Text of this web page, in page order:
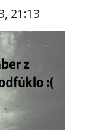
21:13